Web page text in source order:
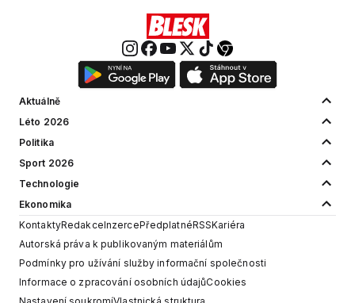
Aktuálně
Léto 2026
Politika
Sport 2026
Technologie
Ekonomika
KontaktyRedakceInzercePředplatnéRSSKariéra
Autorská práva k publikovaným materiálům
Podmínky pro užívání služby informační společnosti
Informace o zpracování osobních údajůCookies